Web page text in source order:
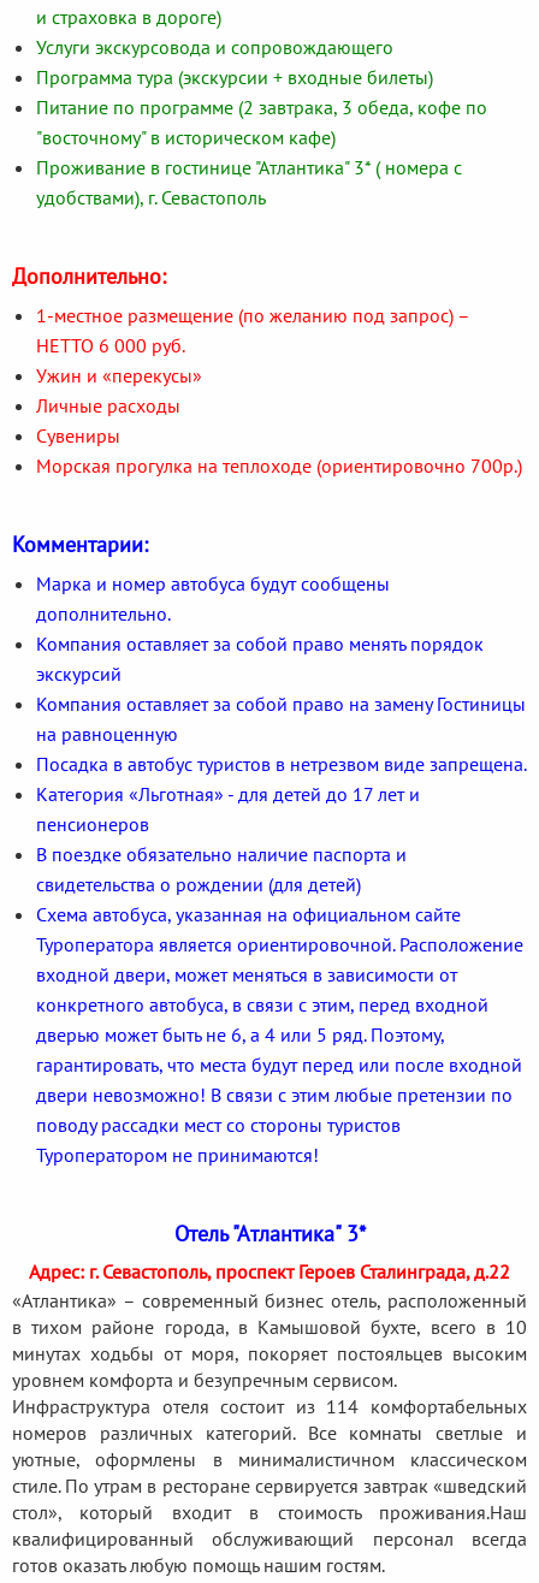
и страховка в дороге)
Услуги экскурсовода и сопровождающего
Программа тура (экскурсии + входные билеты)
Питание по программе (2 завтрака, 3 обеда, кофе по
"восточному" в историческом кафе)
Проживание в гостинице "Атлантика" 3* ( номера с
удобствами), г. Севастополь
Дополнительно:
1-местное размещение (по желанию под запрос) –
НЕТТО 6 000 руб.
Ужин и «перекусы»
Личные расходы
Сувениры
Морская прогулка на теплоходе (ориентировочно 700р.)
Комментарии:
Марка и номер автобуса будут сообщены
дополнительно.
Компания оставляет за собой право менять порядок
экскурсий
Компания оставляет за собой право на замену Гостиницы
на равноценную
Посадка в автобус туристов в нетрезвом виде запрещена.
Категория «Льготная» - для детей до 17 лет и
пенсионеров
В поездке обязательно наличие паспорта и
свидетельства о рождении (для детей)
Схема автобуса, указанная на официальном сайте
Туроператора является ориентировочной. Расположение
входной двери, может меняться в зависимости от
конкретного автобуса, в связи с этим, перед входной
дверью может быть не 6, а 4 или 5 ряд. Поэтому,
гарантировать, что места будут перед или после входной
двери невозможно! В связи с этим любые претензии по
поводу рассадки мест со стороны туристов
Туроператором не принимаются!
Отель "Атлантика" 3*
Адрес: г. Севастополь, проспект Героев Сталинграда, д.22
«Атлантика» – современный бизнес отель, расположенный
в тихом районе города, в Камышовой бухте, всего в 10
минутах ходьбы от моря, покоряет постояльцев высоким
уровнем комфорта и безупречным сервисом.
Инфраструктура отеля состоит из 114 комфортабельных
номеров различных категорий. Все комнаты светлые и
уютные, оформлены в минималистичном классическом
стиле. По утрам в ресторане сервируется завтрак «шведский
стол», который входит в стоимость проживания.Наш
квалифицированный обслуживающий персонал всегда
готов оказать любую помощь нашим гостям.